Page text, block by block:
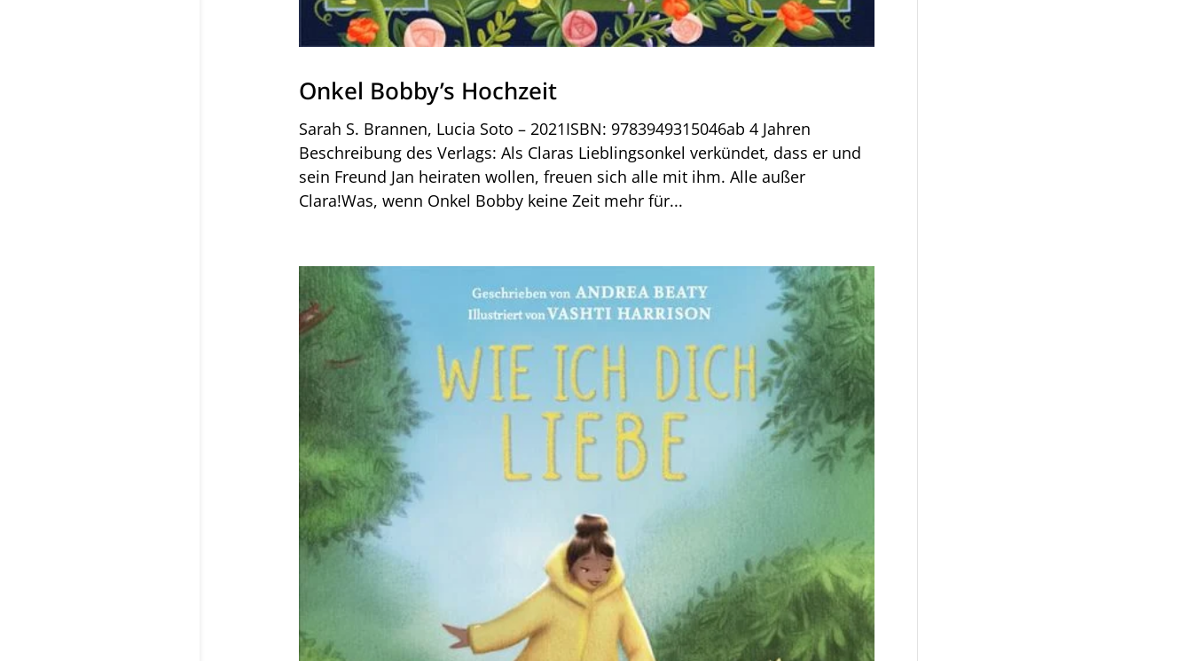
Onkel Bobby’s Hochzeit
Sarah S. Brannen, Lucia Soto – 2021ISBN: 9783949315046ab 4 Jahren
Beschreibung des Verlags: Als Claras Lieblingsonkel verkündet, dass er und
sein Freund Jan heiraten wollen, freuen sich alle mit ihm. Alle außer
Clara!Was, wenn Onkel Bobby keine Zeit mehr für...